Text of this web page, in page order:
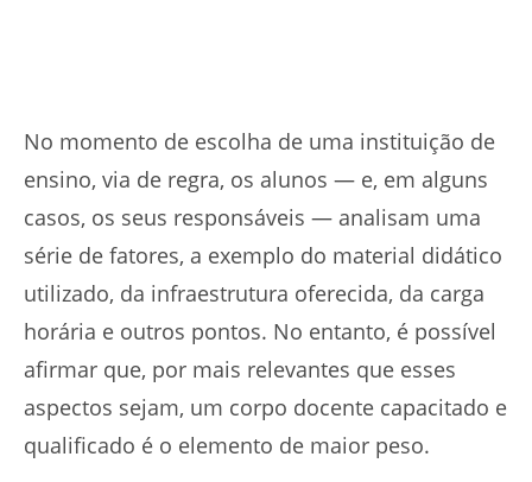
No momento de escolha de uma instituição de
ensino, via de regra, os alunos — e, em alguns
casos, os seus responsáveis — analisam uma
série de fatores, a exemplo do material didático
utilizado, da infraestrutura oferecida, da carga
horária e outros pontos. No entanto, é possível
afirmar que, por mais relevantes que esses
aspectos sejam, um corpo docente capacitado e
qualificado é o elemento de maior peso.